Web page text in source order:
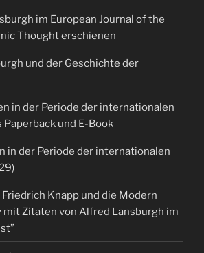
im European Journal of the
Thought erschienen
und der Geschichte der
in der Periode der internationalen
Paperback und E-Book
in der Periode der internationalen
Knapp und die Modern
Zitaten von Alfred Lansburgh im